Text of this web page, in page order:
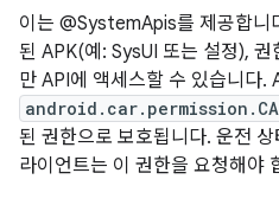
이는 @SystemApis를 제공합니
된 APK(예: SysUI 또는 설정),
만 API에 액세스할 수 있습니다.
된 권한으로 보호됩니다. 운전
라이언트는 이 권한을 요청해야